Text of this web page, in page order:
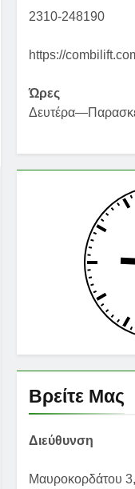
2310-248190
https://
Ώρες
Βρείτε Μας
Διεύθυνση
Μαυροκορδάτου